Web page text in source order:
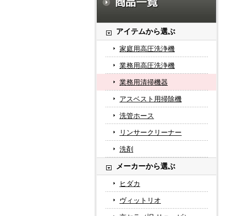
アイテムから選ぶ
家庭用高圧洗浄機
業務用高圧洗浄機
業務用清掃機器
アスベスト用掃除機
洗管ホース
リンサークリーナー
洗剤
メーカーから選ぶ
ヒダカ
ヴィットリオ